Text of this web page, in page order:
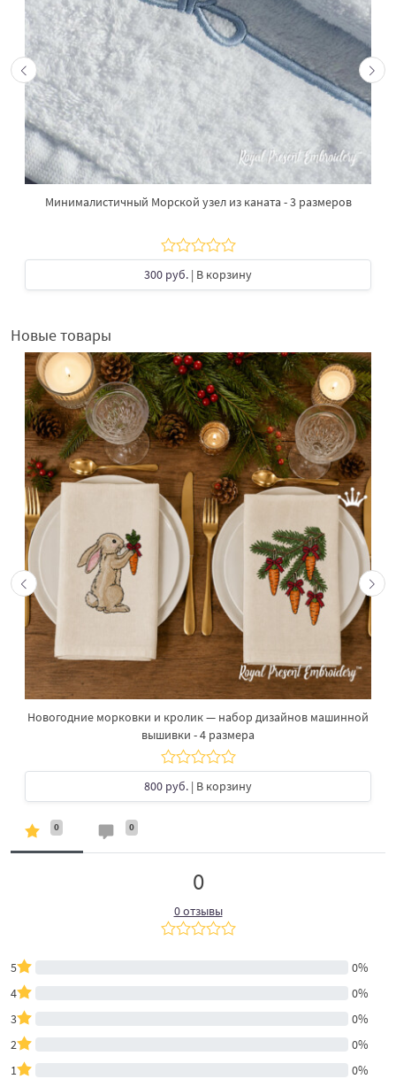
Минималистичный Морской узел из каната - 3 размеров
300 руб. | В корзину
Новые товары
Новогодние морковки и кролик — набор дизайнов машинной
вышивки - 4 размера
800 руб. | В корзину
0 0
0
0 отзывы
5
0%
4
0%
3
0%
2
0%
1
0%